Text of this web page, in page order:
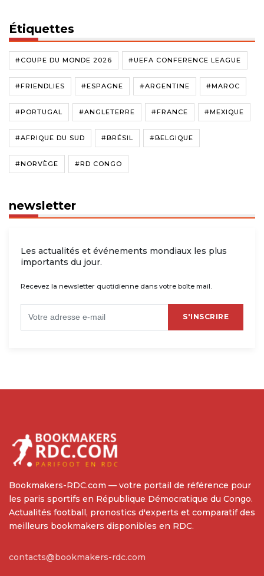
Étiquettes
#COUPE DU MONDE 2026 #UEFA CONFERENCE LEAGUE
#FRIENDLIES #ESPAGNE #ARGENTINE #MAROC
#PORTUGAL #ANGLETERRE #FRANCE #MEXIQUE
#AFRIQUE DU SUD #BRÉSIL #BELGIQUE
#NORVÈGE #RD CONGO
newsletter
Les actualités et événements mondiaux les plus
importants du jour.
Recevez la newsletter quotidienne dans votre boîte mail.
S'INSCRIRE
Bookmakers-RDC.com — votre portail de référence pour
les paris sportifs en République Démocratique du Congo.
Actualités football, pronostics d'experts et comparatif des
meilleurs bookmakers disponibles en RDC.
contacts@bookmakers-rdc.com